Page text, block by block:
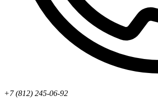
+7 (812) 245-06-92